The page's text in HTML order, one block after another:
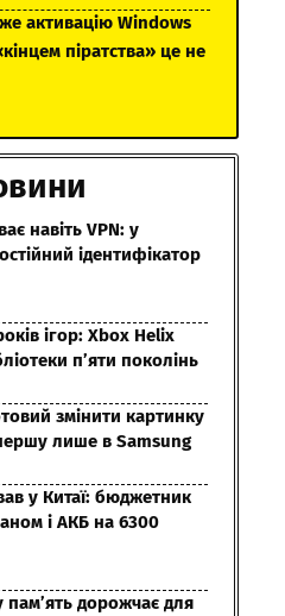
активацію Windows
піратства» це не
навіть VPN: у
ідентифікатор
ігор: Xbox Helix
п’яти поколінь
змінити картинку
лише в Samsung
у Китаї: бюджетник
і АКБ на 6300
дорожчає для